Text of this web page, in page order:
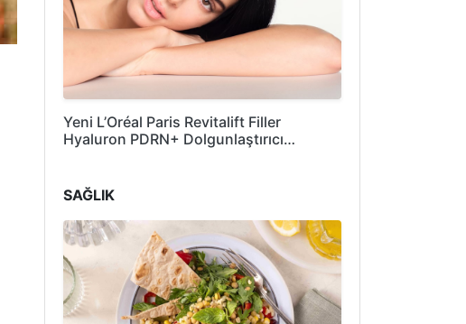
Yeni L’Oréal Paris Revitalift Filler
Hyaluron PDRN+ Dolgunlaştırıcı…
SAĞLIK